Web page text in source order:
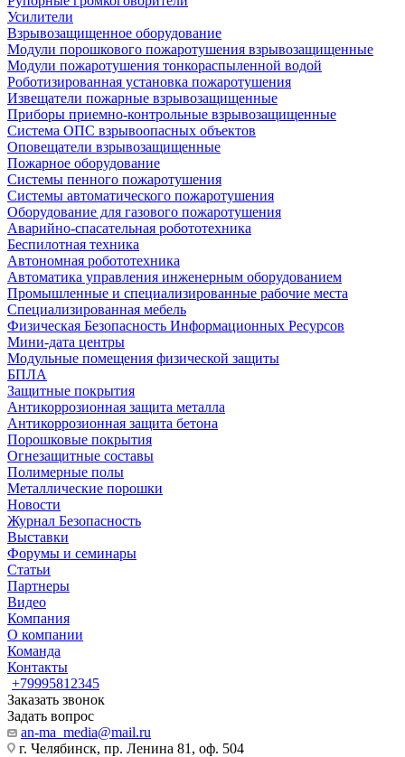
Усилители
Взрывозащищенное оборудование
Модули порошкового пожаротушения взрывозащищенные
Модули пожаротушения тонкораспыленной водой
Роботизированная установка пожаротушения
Извещатели пожарные взрывозащищенные
Приборы приемно-контрольные взрывозащищенные
Система ОПС взрывоопасных объектов
Оповещатели взрывозащищенные
Пожарное оборудование
Системы пенного пожаротушения
Системы автоматического пожаротушения
Оборудование для газового пожаротушения
Аварийно-спасательная робототехника
Беспилотная техника
Автономная робототехника
Автоматика управления инженерным оборудованием
Промышленные и специализированные рабочие места
Специализированная мебель
Физическая Безопасность Информационных Ресурсов
Мини-дата центры
Модульные помещения физической защиты
БПЛА
Защитные покрытия
Антикоррозионная защита металла
Антикоррозионная защита бетона
Порошковые покрытия
Огнезащитные составы
Полимерные полы
Металлические порошки
Новости
Журнал Безопасность
Выставки
Форумы и семинары
Статьи
Партнеры
Видео
Компания
О компании
Команда
Контакты
+79995812345
Заказать звонок
Задать вопрос
an-ma_media@mail.ru
г. Челябинск, пр. Ленина 81, оф. 504